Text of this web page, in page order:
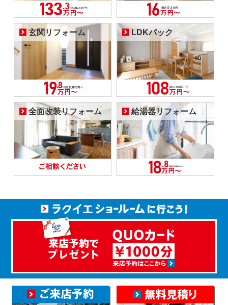
玄関リフォーム LDKパック
全面改装リフォーム 給湯器リフォーム